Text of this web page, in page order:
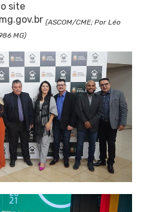
site
(ASCOM/CME; Por Léo
MG)